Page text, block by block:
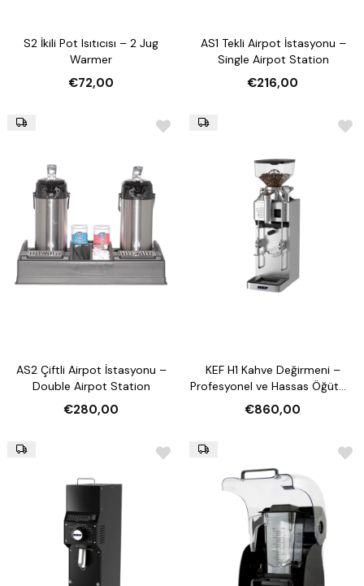
S2 İkili Pot Isıtıcısı – 2 Jug
Warmer
€72,00
AS1 Tekli Airpot İstasyonu –
Single Airpot Station
€216,00
AS2 Çiftli Airpot İstasyonu –
Double Airpot Station
€280,00
KEF H1 Kahve Değirmeni –
Profesyonel ve Hassas Öğütme
Deneyimi
€860,00